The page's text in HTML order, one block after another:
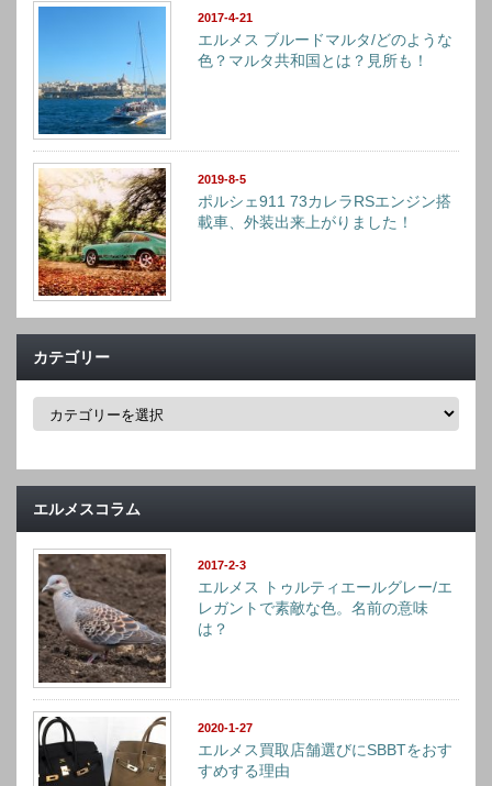
2017-4-21
エルメス ブルードマルタ/どのような
色？マルタ共和国とは？見所も！
2019-8-5
ポルシェ911 73カレラRSエンジン搭
載車、外装出来上がりました！
カテゴリー
ー
エルメスコラム
2017-2-3
エルメス トゥルティエールグレー/エ
レガントで素敵な色。名前の意味
は？
2020-1-27
エルメス買取店舗選びにSBBTをおす
すめする理由